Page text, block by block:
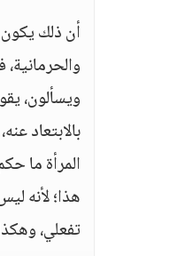
أن ذلك
ويسألون،
بالابتعاد
المرأة ما
هذا؛ لأنه
تفعلي،